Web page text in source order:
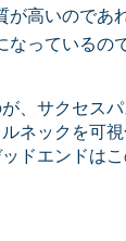
高いのであ
っている
、サクセス
ネックを可
ドエンドは